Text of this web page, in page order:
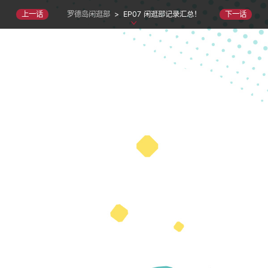
上一话 罗德岛闲逛部 > EP07 闲逛部记录汇总！ 下一话